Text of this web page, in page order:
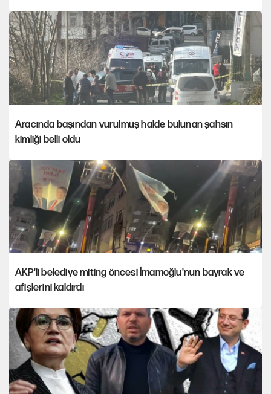
Aracında başından vurulmuş halde bulunan şahsın
kimliği belli oldu
AKP'li belediye miting öncesi İmamoğlu'nun bayrak ve
afişlerini kaldırdı